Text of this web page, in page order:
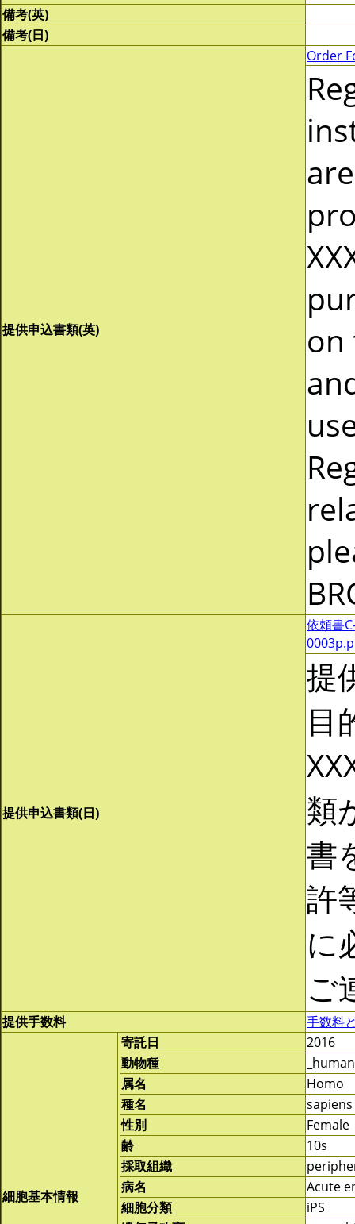
備考(英)
備考(日)
提供申込書類(英)
Order
on
提供申込書類(日)
依頼書
提
目
類
書
許
に
ご
提供手数料 手数料
細胞基本情報
寄託日
2016
動物種
属名
Homo
種名
sapiens
性別
Female
齢
10s
採取組織
病名
Acute
細胞分類
iPS